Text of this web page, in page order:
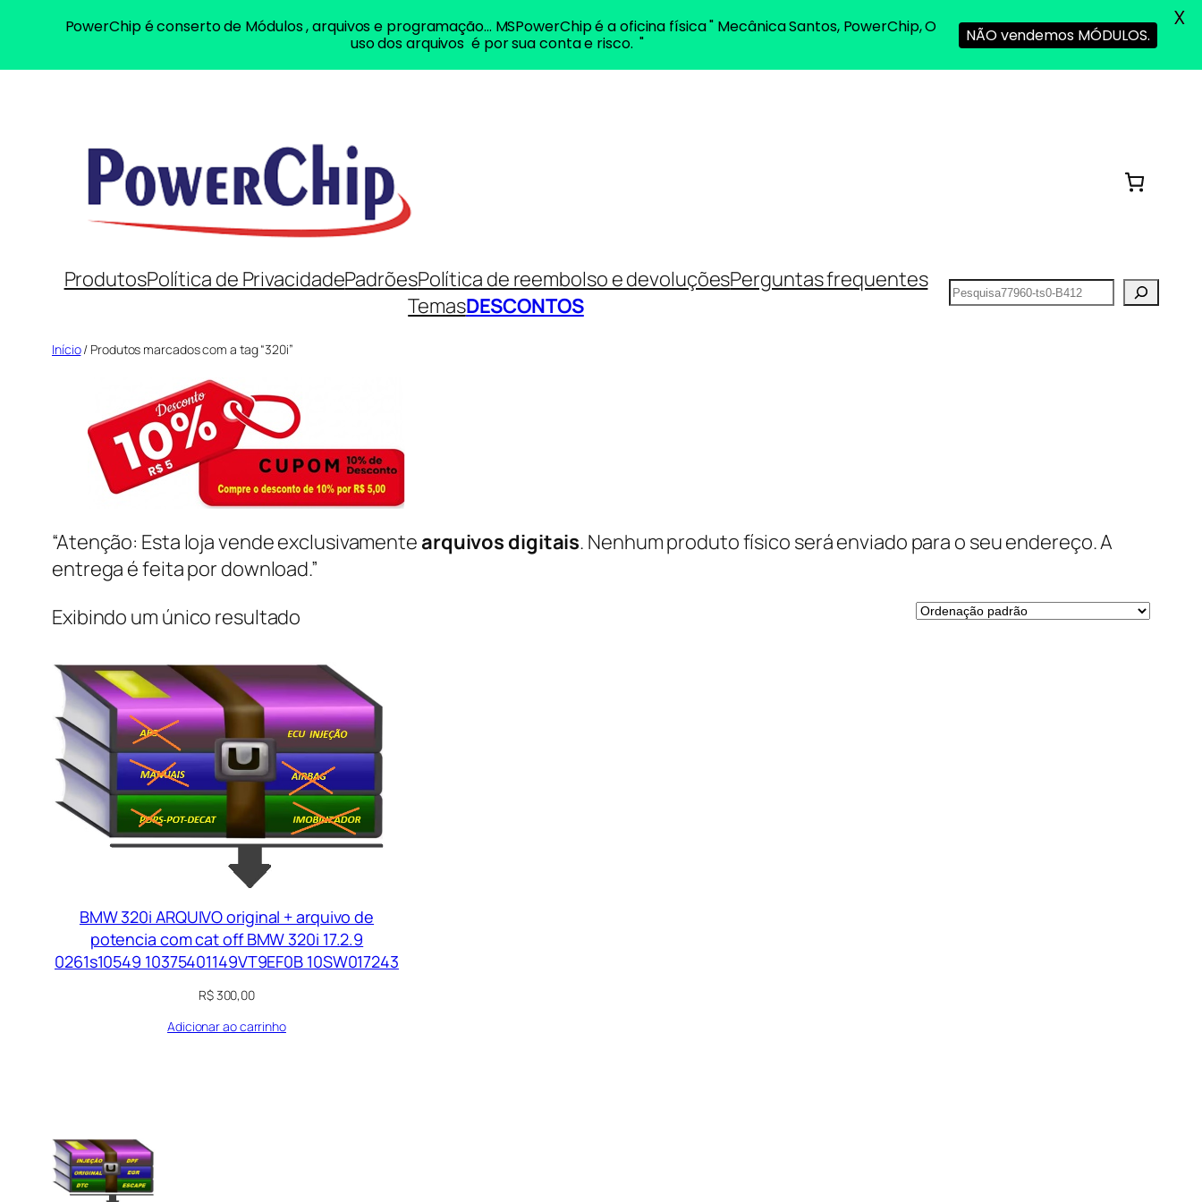
ProdutosPolítica de PrivacidadePadrõesPolítica de reembolso e devoluçõesPerguntas frequentes
TemasDESCONTOS
Pesquisar
Início/ Produtos marcados com a tag “320i”
“Atenção: Esta loja vende exclusivamentearquivos digitais. Nenhum produto físico será enviado para o seu endereço. A
entrega é feita por download.”
Exibindo um único resultado
BMW 320i ARQUIVO original + arquivo de
potencia com cat off BMW 320i 17.2.9
0261s10549 10375401149VT9EF0B 10SW017243
R$300,00
Adicionar ao carrinho
PowerChip é conserto de Módulos , arquivos e programação... MSPowerChip é a oficina física " Mecânica Santos, PowerChip, O
uso dos arquivos é por sua conta e risco. "
NÃO vendemos MÓDULOS.
X